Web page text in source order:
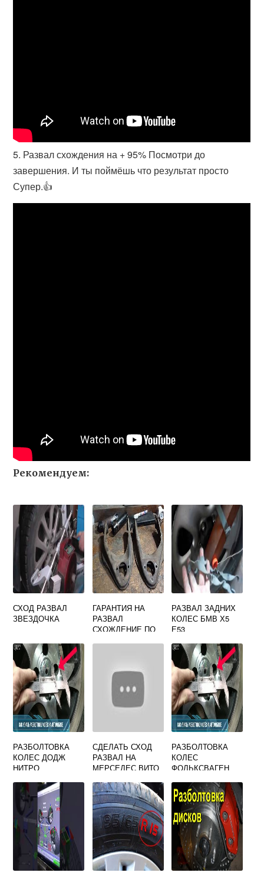
5. Развал схождения на + 95% Посмотри до
завершения. И ты поймёшь что результат просто
Супер.👍
Рекомендуем:
СХОД РАЗВАЛ
ЗВЕЗДОЧКА
ГАРАНТИЯ НА
РАЗВАЛ
СХОЖДЕНИЕ ПО
РАЗВАЛ ЗАДНИХ
КОЛЕС БМВ Х5
Е53
РАЗБОЛТОВКА
КОЛЕС ДОДЖ
НИТРО
СДЕЛАТЬ СХОД
РАЗВАЛ НА
МЕРСЕДЕС ВИТО
ДОМОДЕДОВСКА
Я
РАЗБОЛТОВКА
КОЛЕС
ФОЛЬКСВАГЕН